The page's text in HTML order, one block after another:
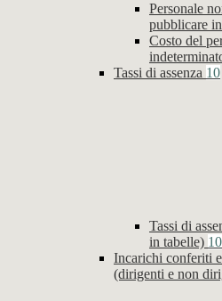
Personale
pubblicare
Costo del
Tassi di assenza 10
Tassi di
in tabelle) 10
Incarichi conferiti
(dirigenti e non